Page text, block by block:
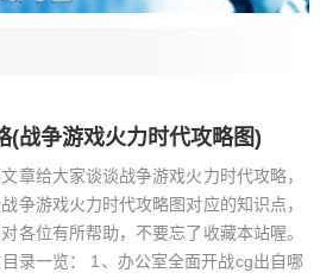
(战争游戏火力时代攻略图)
章给大家谈谈战争游戏火力时代攻略，
争游戏火力时代攻略图对应的知识点，
各位有所帮助，不要忘了收藏本站喔。
录一览： 1、办公室全面开战cg出自哪